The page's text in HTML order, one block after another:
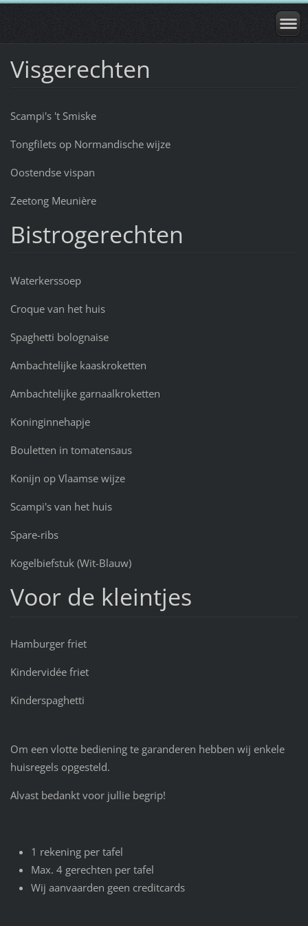
Visgerechten
Scampi's 't Smiske
Tongfilets op Normandische wijze
Oostendse vispan
Zeetong Meunière
Bistrogerechten
Waterkerssoep
Croque van het huis
Spaghetti bolognaise
Ambachtelijke kaaskroketten
Ambachtelijke garnaalkroketten
Koninginnehapje
Bouletten in tomatensaus
Konijn op Vlaamse wijze
Scampi's van het huis
Spare-ribs
Kogelbiefstuk (Wit-Blauw)
Voor de kleintjes
Hamburger friet
Kindervidée friet
Kinderspaghetti
Om een vlotte bediening te garanderen hebben wij enkele
huisregels opgesteld.
Alvast bedankt voor jullie begrip!
1 rekening per tafel
Max. 4 gerechten per tafel
Wij aanvaarden geen creditcards